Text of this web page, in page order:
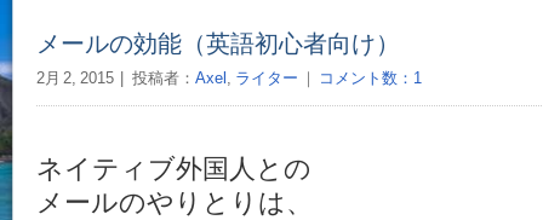
メールの効能（英語初心者向け）
2月 2, 2015 投稿者：Axel , ライター ｜ コメント数：1
ネイティブ外国人との
メールのやりとりは、